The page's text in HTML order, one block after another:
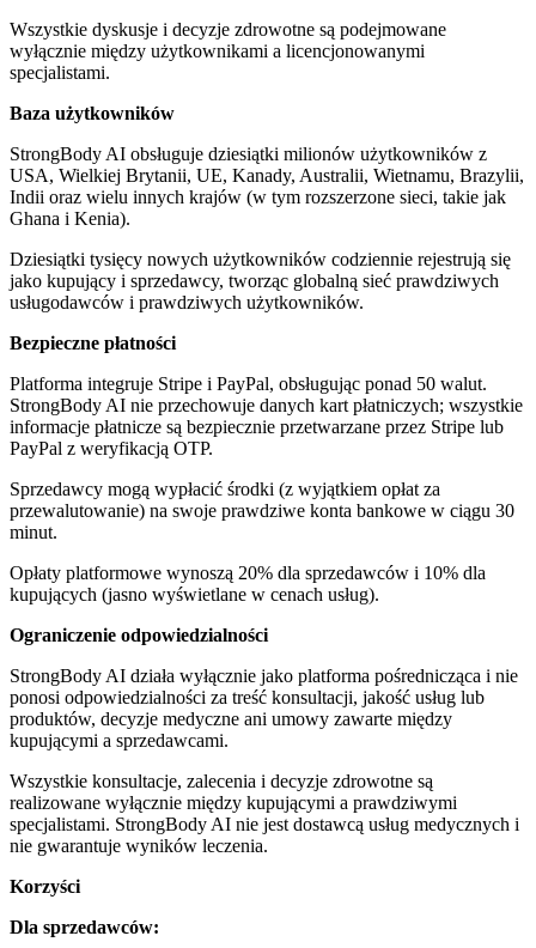
Wszystkie dyskusje i decyzje zdrowotne są podejmowane
wyłącznie między użytkownikami a licencjonowanymi
specjalistami.
Baza użytkowników
StrongBody AI obsługuje dziesiątki milionów użytkowników z
USA, Wielkiej Brytanii, UE, Kanady, Australii, Wietnamu, Brazylii,
Indii oraz wielu innych krajów (w tym rozszerzone sieci, takie jak
Ghana i Kenia).
Dziesiątki tysięcy nowych użytkowników codziennie rejestrują się
jako kupujący i sprzedawcy, tworząc globalną sieć prawdziwych
usługodawców i prawdziwych użytkowników.
Bezpieczne płatności
Platforma integruje Stripe i PayPal, obsługując ponad 50 walut.
StrongBody AI nie przechowuje danych kart płatniczych; wszystkie
informacje płatnicze są bezpiecznie przetwarzane przez Stripe lub
PayPal z weryfikacją OTP.
Sprzedawcy mogą wypłacić środki (z wyjątkiem opłat za
przewalutowanie) na swoje prawdziwe konta bankowe w ciągu 30
minut.
Opłaty platformowe wynoszą 20% dla sprzedawców i 10% dla
kupujących (jasno wyświetlane w cenach usług).
Ograniczenie odpowiedzialności
StrongBody AI działa wyłącznie jako platforma pośrednicząca i nie
ponosi odpowiedzialności za treść konsultacji, jakość usług lub
produktów, decyzje medyczne ani umowy zawarte między
kupującymi a sprzedawcami.
Wszystkie konsultacje, zalecenia i decyzje zdrowotne są
realizowane wyłącznie między kupującymi a prawdziwymi
specjalistami. StrongBody AI nie jest dostawcą usług medycznych i
nie gwarantuje wyników leczenia.
Korzyści
Dla sprzedawców: